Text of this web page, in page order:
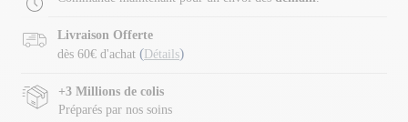
Livraison Offerte
dès 60€ d'achat ( Détails)
+3 Millions de colis
Préparés par nos soins